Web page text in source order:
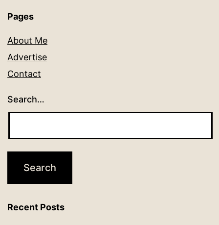
Pages
About Me
Advertise
Contact
Search…
Recent Posts